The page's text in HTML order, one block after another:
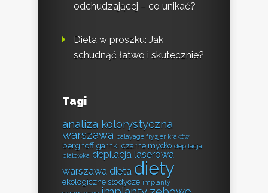
odchudzającej – co unikać?
Dieta w proszku: Jak
schudnąć łatwo i skutecznie?
Tagi
analiza kolorystyczna
warszawa balayage fryzjer kraków
berghoff garnki czarne mydło depilacja
białołęka depilacja laserowa
warszawa dieta diety
ekologiczne słodycze implanty